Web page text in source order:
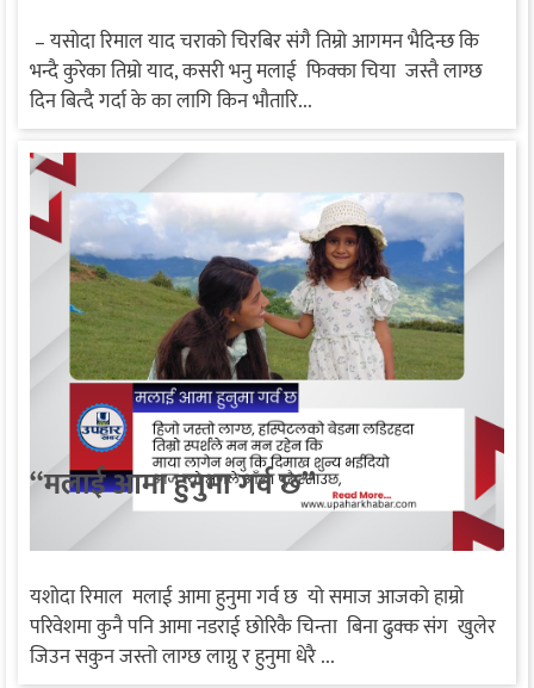
– यसोदा रिमाल याद चराको चिरबिर संगै तिम्रो आगमन भैदिन्छ कि
भन्दै कुरेका तिम्रो याद, कसरी भनु मलाई फिक्का चिया जस्तै लाग्छ
दिन बित्दै गर्दा के का लागि किन भौतारि...
“मलाई आमा हुनुमा गर्व छ”
यशोदा रिमाल मलाई आमा हुनुमा गर्व छ यो समाज आजको हाम्रो
परिवेशमा कुनै पनि आमा नडराई छोरिकै चिन्ता बिना ढुक्क संग खुलेर
जिउन सकुन जस्तो लाग्छ लाग्नु र हुनुमा धेरै ...